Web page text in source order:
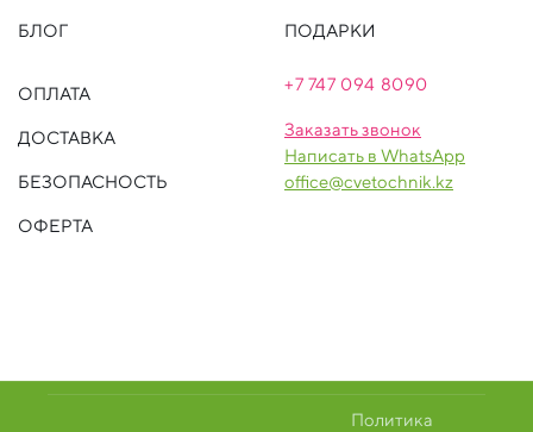
БЛОГ ПОДАРКИ
ОПЛАТА
ДОСТАВКА
БЕЗОПАСНОСТЬ
ОФЕРТА
+7 747 094 8090
Заказать звонок
Написать в WhatsApp
office@cvetochnik.kz
Политика